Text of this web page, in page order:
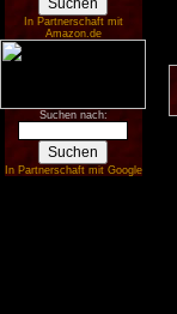
In Partnerschaft mit
Amazon.de
Suchen nach:
In Partnerschaft mit Google